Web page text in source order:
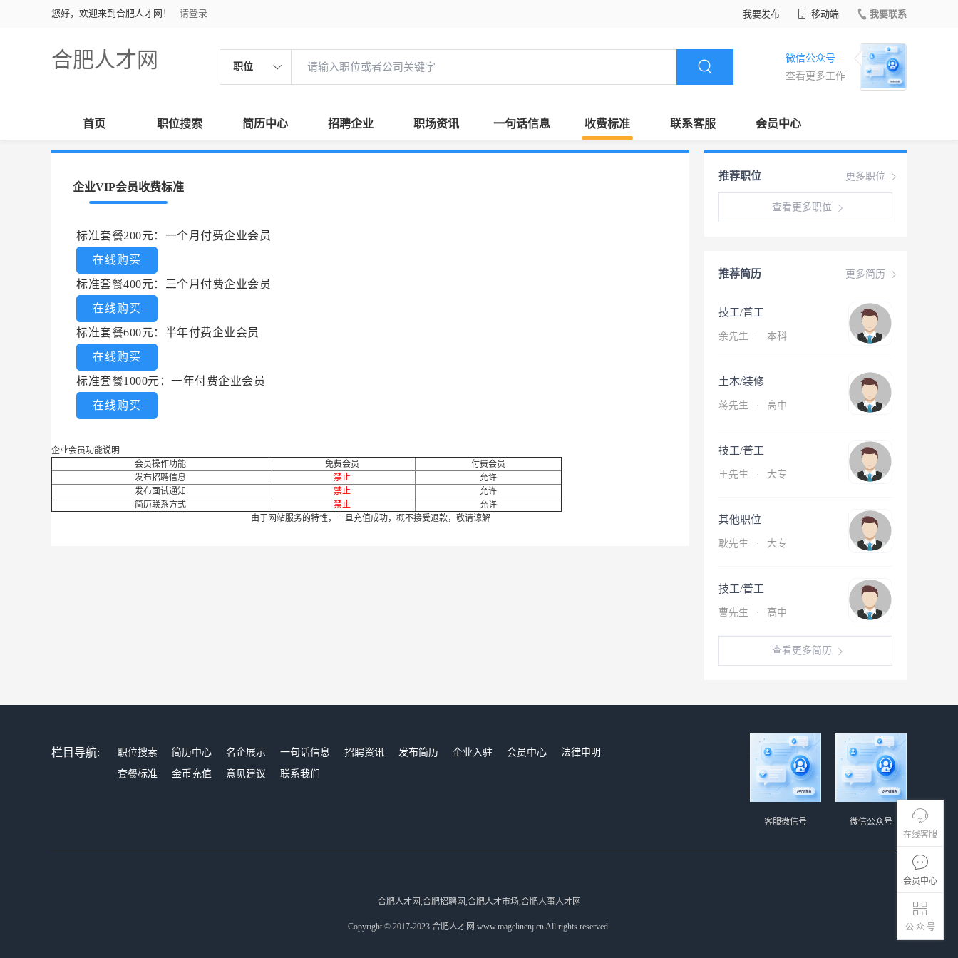
您好，欢迎来到合肥人才网！ 请登录 我要发布 移动端 我要联系
合肥人才网 职位
微信公众号
查看更多工作
首页 职位搜索 简历中心 招聘企业 职场资讯 一句话信息 收费标准 联系客服 会员中心
在线客服
会员中心
公 众 号
企业VIP会员收费标准
标准套餐200元：一个月付费企业会员
在线购买
标准套餐400元：三个月付费企业会员
在线购买
标准套餐600元：半年付费企业会员
在线购买
标准套餐1000元：一年付费企业会员
在线购买
企业会员功能说明
会员操作功能
免费会员
付费会员
发布招聘信息
禁止
允许
发布面试通知
禁止
允许
简历联系方式
禁止
允许
由于网站服务的特性，一旦充值成功，概不接受退款，敬请谅解
更多职位
推荐职位
查看更多职位
更多简历
推荐简历
技工/普工
余先生 · 本科
土木/装修
蒋先生 · 高中
技工/普工
王先生 · 大专
其他职位
耿先生 · 大专
技工/普工
曹先生 · 高中
查看更多简历
栏目导航: 职位搜索 简历中心 名企展示 一句话信息 招聘资讯 发布简历 企业入驻 会员中心
法律申明
套餐标准
金币充值 意见建议 联系我们
微信公众号
客服微信号
合肥人才网,合肥招聘网,合肥人才市场,合肥人事人才网
Copyright © 2017-2023 合肥人才网 www.magelinenj.cn All rights reserved.